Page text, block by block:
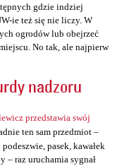
gdzie indziej
ie też się nie liczy. W
ogrodów lub obejrzeć
No tak, ale najpierw
nadzoru
przedstawia swój
ten sam przedmiot –
pasek, kawałek
– raz uruchamia sygnał